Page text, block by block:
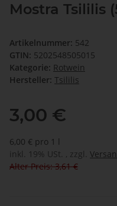
Mostra Tsililis
Artikelnummer: 542
GTIN: 5202548505015
Kategorie: Rotwein
Hersteller: Tsililis
3,00 €
6,00 € pro 1 l
inkl. 19% USt. , zzgl.
Alter Preis: 3,61 €